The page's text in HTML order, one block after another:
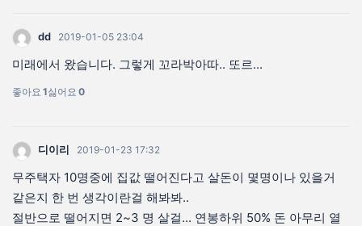
dd 2019-01-05 23:04
미래에서 왔습니다. 그렇게 꼬라박아따.. 또르...
좋아요 1싫어요 0
디이리 2019-01-23 17:32
무주택자 10명중에 집값 떨어진다고 살돈이 몇명이나 있을거
같은지 한 번 생각이란걸 해봐봐..
절반으로 떨어지면 2~3 명 살걸... 연봉하위 50% 돈 아무리 열